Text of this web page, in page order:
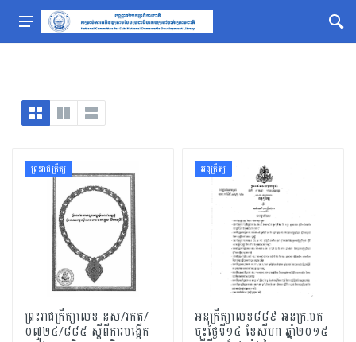
ព្រះរាជក្រឹត្យ
ព្រះរាជក្រឹត្យលេខ នស/រកត/
០៧២៤/៨៨៥ ស្ដីពីការបង្កើត
អនុក្រឹត្យ
អនុក្រឹត្យលេខ៨៨៩ អនក្រ.បក
ចុះថ្ងៃទី១៤ ខែសីហា ឆ្នាំ២០១៥